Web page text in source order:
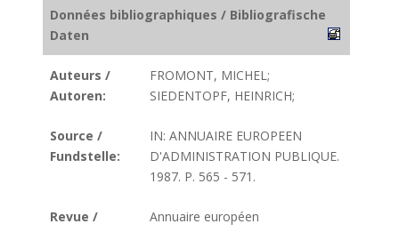
Données bibliographiques / Bibliografische
Daten
Auteurs /
Autoren:
FROMONT, MICHEL;
SIEDENTOPF, HEINRICH;
Source /
Fundstelle:
IN: ANNUAIRE EUROPEEN
D'ADMINISTRATION PUBLIQUE.
1987. P. 565 - 571.
Revue /
Annuaire européen